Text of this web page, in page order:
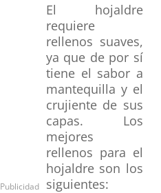
Publicidad
El hojaldre
requiere
rellenos suaves,
ya que de por sí
tiene el sabor a
mantequilla y el
crujiente de sus
capas. Los
mejores
rellenos para el
hojaldre son los
siguientes: